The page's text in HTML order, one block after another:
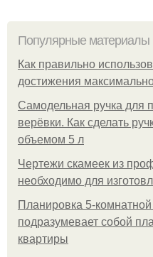
Популярные материалы
Как правильно
достижения
Самодельная ручка для
верёвки. Как сделать
объемом 5 л
Чертежи скамеек из
необходимо для
Планировка 5-
подразумевает собой
квартиры